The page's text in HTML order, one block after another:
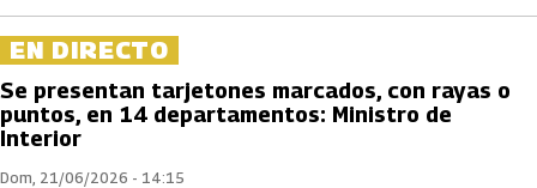
EN DIRECTO
Se presentan tarjetones marcados, con rayas o
puntos, en 14 departamentos: Ministro de
Interior
Dom, 21/06/2026 - 14:15